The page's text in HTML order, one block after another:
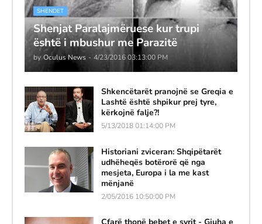
SHENDET
Shenjat Paralajmëruese kur trupi
është i mbushur me Parazitë
by Oculus News - 4/23/2016 03:13:00 PM
Shkencëtarët pranojnë se Greqia e
Lashtë është shpikur prej tyre,
kërkojnë falje?!
5/13/2018 01:14:00 PM
Historiani zviceran: Shqipëtarët
udhëheqës botërorë që nga
mesjeta, Europa i la me kast
mënjanë
2/05/2016 10:50:00 PM